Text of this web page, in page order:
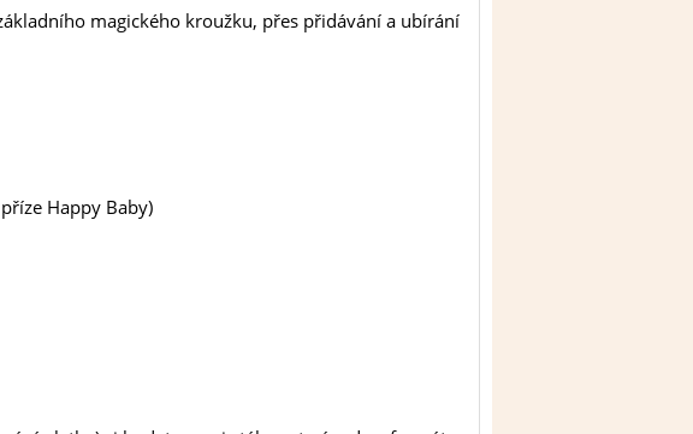
magického kroužku, přes přidávání a ubírání
Happy Baby)